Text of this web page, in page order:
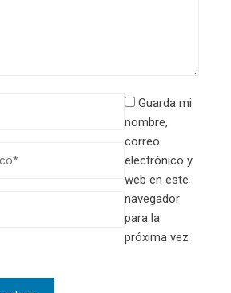
Guarda mi
nombre,
correo
electrónico y
web en este
navegador
para la
próxima vez